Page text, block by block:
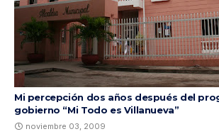
Mi percepción dos años después del
gobierno “Mi Todo es Villanueva”
noviembre 03, 2009